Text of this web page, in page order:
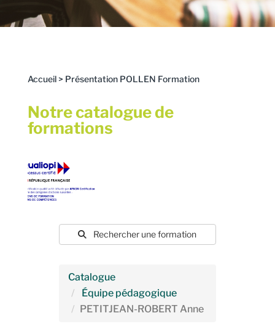
Accueil> Présentation POLLEN Formation
Notre catalogue de
formations
Rechercher une formation
Catalogue
Équipe pédagogique
PETITJEAN-ROBERT Anne